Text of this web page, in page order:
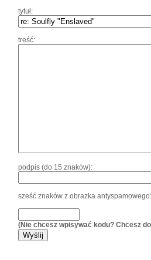
tytuł:
treść:
podpis (do 15 znaków):
sześć znaków z obrazka antyspamowego:
(Nie chcesz wpisywać kodu? Chcesz